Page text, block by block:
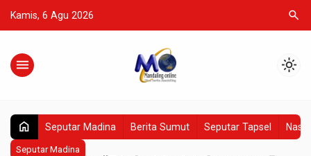
Kamis, 6 Agu 2026 search
menu light_mode
home Seputar Madina Berita Sumut Seputar Tapsel
Seputar Madina